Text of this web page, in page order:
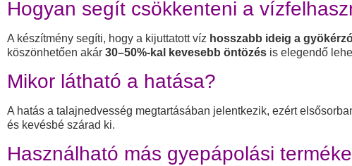
Hogyan segít csökkenteni a
A készítmény segíti, hogy a kijuttatott víz hosszabb ideig a
köszönhetően akár 30–50%-kal kevesebb öntözés is elegendő
Mikor látható a hatása?
A hatás a talajnedvesség megtartásában jelentkezik, ezért
és kevésbé szárad ki.
Használható más gyepápolási